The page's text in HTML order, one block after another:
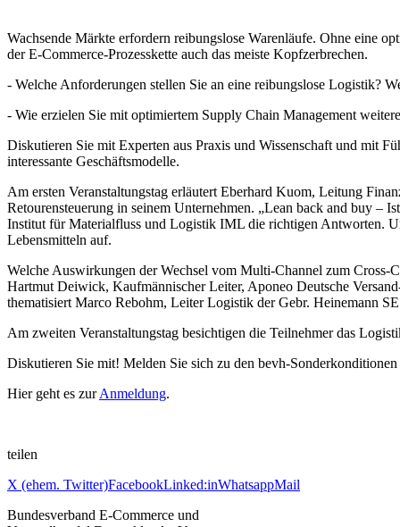
Wachsende Märkte erfordern reibungslose Warenläufe. Ohne eine
der E-Commerce-Prozesskette auch das meiste Kopfzerbrechen.
- Welche Anforderungen stellen Sie an eine reibungslose Logistik?
- Wie erzielen Sie mit optimiertem Supply Chain Management
Diskutieren Sie mit Experten aus Praxis und Wissenschaft und mit
interessante Geschäftsmodelle.
Am ersten Veranstaltungstag erläutert Eberhard Kuom, Leitung
Retourensteuerung in seinem Unternehmen. „Lean back and buy
Institut für Materialfluss und Logistik IML die richtigen Antworten.
Lebensmitteln auf.
Welche Auswirkungen der Wechsel vom Multi-Channel zum
Hartmut Deiwick, Kaufmännischer Leiter, Aponeo Deutsche
thematisiert Marco Rebohm, Leiter Logistik der Gebr. Heinemann
Am zweiten Veranstaltungstag besichtigen die Teilnehmer das
Diskutieren Sie mit! Melden Sie sich zu den bevh-
Hier geht es zurAnmeldung.
teilen
X (ehem. Twitter)FacebookLinked:inWhatsappMail
Bundesverband E-Commerce und